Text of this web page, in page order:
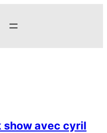
show avec cyril